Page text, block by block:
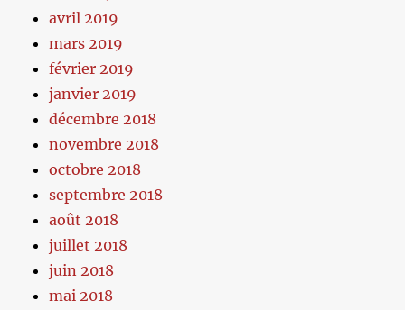
avril 2019
mars 2019
février 2019
janvier 2019
décembre 2018
novembre 2018
octobre 2018
septembre 2018
août 2018
juillet 2018
juin 2018
mai 2018